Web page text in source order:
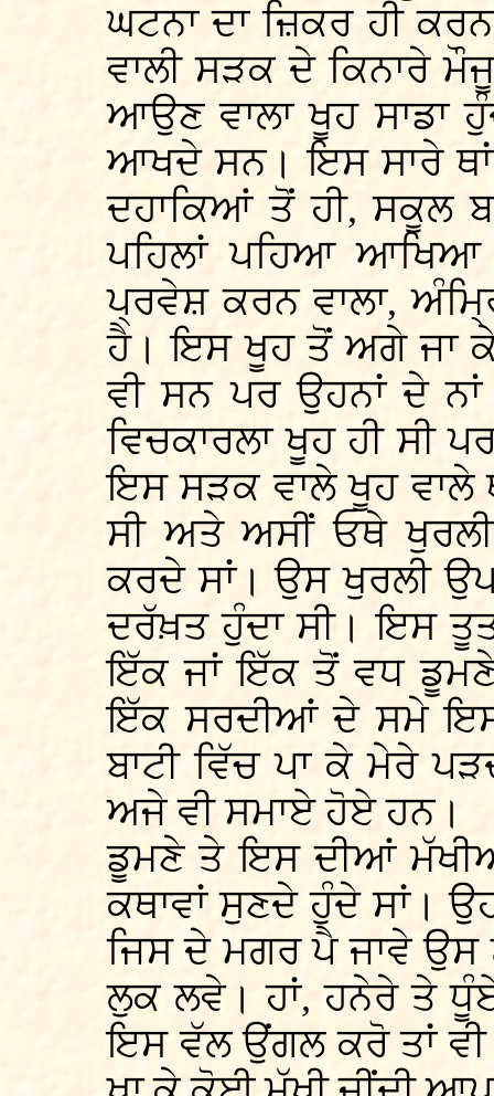
ਘਟਨਾ ਦਾ ਜ਼ਿਕਰ ਹੀ
ਵਾਲੀ ਸੜਕ ਦੇ ਕਿਨਾਰੇ
ਆਉਣ ਵਾਲਾ ਖੂਹ ਸਾਡਾ
ਆਖਦੇ ਸਨ। ਇਸ ਸਾਰੇ
ਦਹਾਕਿਆਂ ਤੋਂ ਹੀ, ਸਕੂਲ
ਪਹਿਲਾਂ ਪਹਿਆ ਆਖਿਆ
ਪ੍ਰਵੇਸ਼ ਕਰਨ ਵਾਲਾ,
ਹੈ। ਇਸ ਖੂਹ ਤੋਂ ਅਗੇ ਜਾ
ਵੀ ਸਨ ਪਰ ਉਹਨਾਂ ਦੇ ਨਾਂ
ਵਿਚਕਾਰਲਾ ਖੂਹ ਹੀ ਸੀ
ਇਸ ਸੜਕ ਵਾਲੇ ਖੂਹ ਵਾਲੇ
ਸੀ ਅਤੇ ਅਸੀਂ ਓਥੇ
ਕਰਦੇ ਸਾਂ। ਉਸ ਖੁਰਲੀ
ਦਰੱਖ਼ਤ ਹੁੰਦਾ ਸੀ। ਇਸ
ਇੱਕ ਜਾਂ ਇੱਕ ਤੋਂ ਵਧ
ਇੱਕ ਸਰਦੀਆਂ ਦੇ ਸਮੇ ਇਸ
ਬਾਟੀ ਵਿੱਚ ਪਾ ਕੇ ਮੇਰੇ
ਅਜੇ ਵੀ ਸਮਾਏ ਹੋਏ ਹਨ।
ਡੂਮਣੇ ਤੇ ਇਸ ਦੀਆਂ
ਕਥਾਵਾਂ ਸੁਣਦੇ ਹੁੰਦੇ ਸਾਂ।
ਜਿਸ ਦੇ ਮਗਰ ਪੈ ਜਾਵੇ ਉਸ
ਲੁਕ ਲਵੇ। ਹਾਂ, ਹਨੇਰੇ ਤੇ
ਇਸ ਵੱਲ ਉਂਗਲ ਕਰੋ ਤਾਂ